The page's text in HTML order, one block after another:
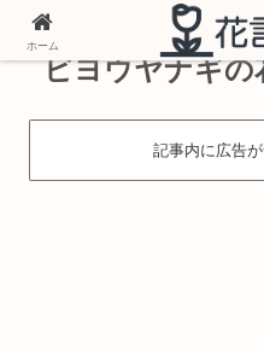
ビヨウヤナギの
記事内に広告が
ホーム